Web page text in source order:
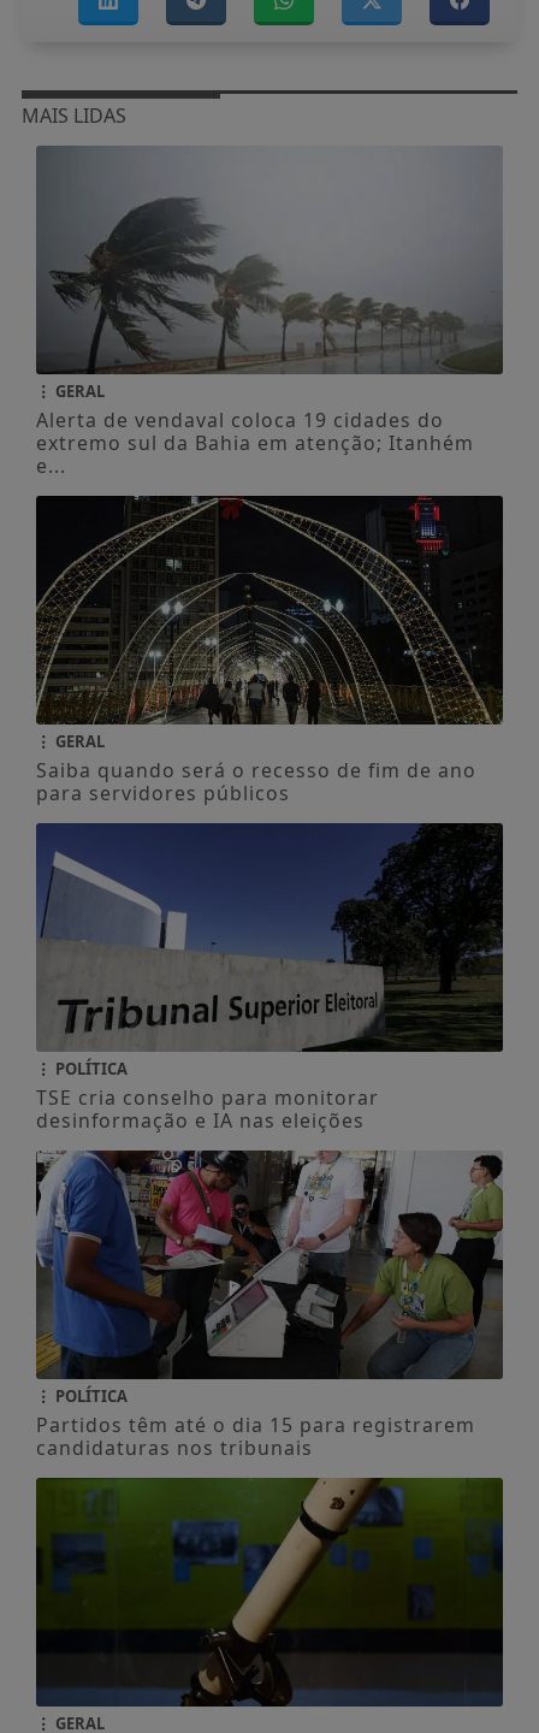
MAIS LIDAS
GERAL
Alerta de vendaval coloca 19 cidades do
extremo sul da Bahia em atenção; Itanhém
e...
GERAL
Saiba quando será o recesso de fim de ano
para servidores públicos
POLÍTICA
TSE cria conselho para monitorar
desinformação e IA nas eleições
POLÍTICA
Partidos têm até o dia 15 para registrarem
candidaturas nos tribunais
GERAL